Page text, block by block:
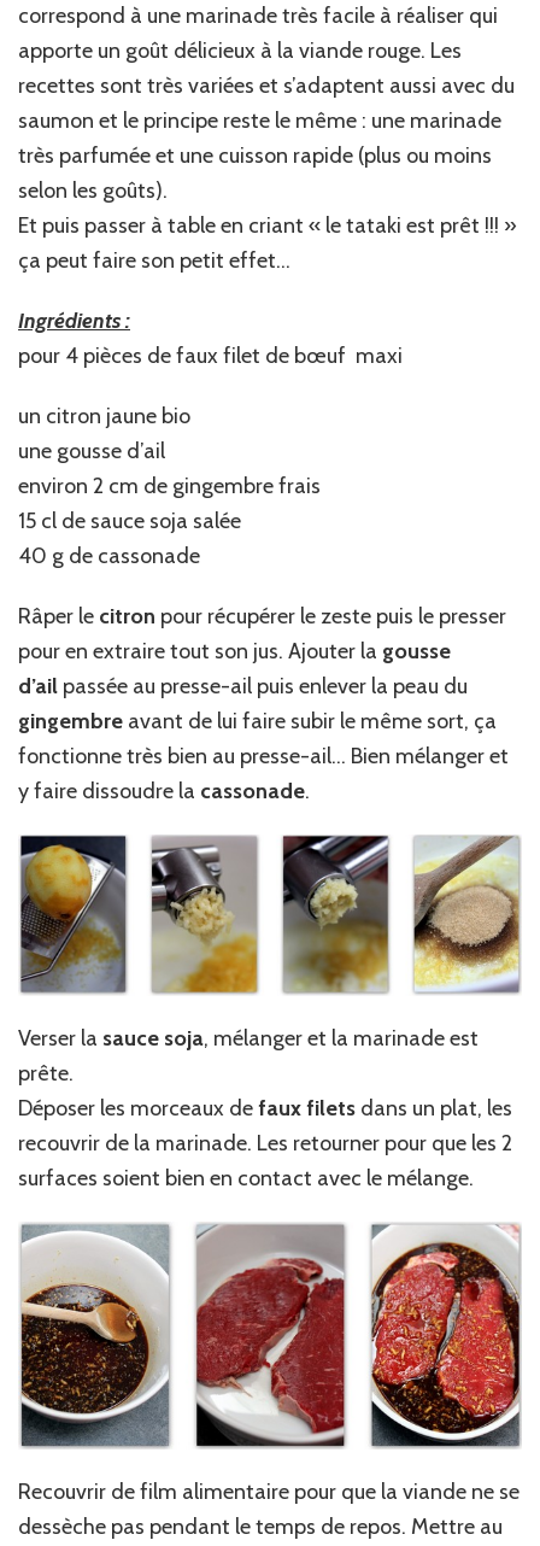
correspond à une marinade très facile à réaliser qui
apporte un goût délicieux à la viande rouge. Les
recettes sont très variées et s’adaptent aussi avec du
saumon et le principe reste le même : une marinade
très parfumée et une cuisson rapide (plus ou moins
selon les goûts).
Et puis passer à table en criant « le tataki est prêt !!! »
ça peut faire son petit effet…
Ingrédients :
pour 4 pièces de faux filet de bœuf maxi
un citron jaune bio
une gousse d’ail
environ 2 cm de gingembre frais
15 cl de sauce soja salée
40 g de cassonade
Râper le citron pour récupérer le zeste puis le presser
pour en extraire tout son jus. Ajouter la gousse
d’ail passée au presse-ail puis enlever la peau du
gingembre avant de lui faire subir le même sort, ça
fonctionne très bien au presse-ail… Bien mélanger et
y faire dissoudre la cassonade.
Verser la sauce soja, mélanger et la marinade est
prête.
Déposer les morceaux defaux filets dans un plat, les
recouvrir de la marinade. Les retourner pour que les 2
surfaces soient bien en contact avec le mélange.
Recouvrir de film alimentaire pour que la viande ne se
dessèche pas pendant le temps de repos. Mettre au